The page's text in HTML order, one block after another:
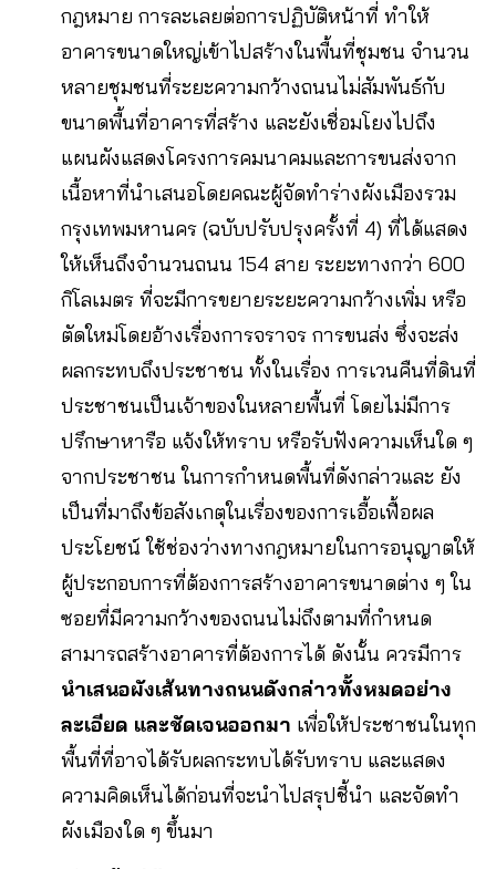
กฎหมาย การละเลยต่อการปฏิบัติหน้าที่ ทำให้
อาคารขนาดใหญ่เข้าไปสร้างในพื้นที่ชุมชน จำนวน
หลายชุมชนที่ระยะความกว้างถนนไม่สัมพันธ์กับ
ขนาดพื้นที่อาคารที่สร้าง และยังเชื่อมโยงไปถึง
แผนผังแสดงโครงการคมนาคมและการขนส่งจาก
เนื้อหาที่นำเสนอโดยคณะผู้จัดทำร่างผังเมืองรวม
กรุงเทพมหานคร (ฉบับปรับปรุงครั้งที่ 4) ที่ได้แสดง
ให้เห็นถึงจำนวนถนน 154 สาย ระยะทางกว่า 600
กิโลเมตร ที่จะมีการขยายระยะความกว้างเพิ่ม หรือ
ตัดใหม่โดยอ้างเรื่องการจราจร การขนส่ง ซึ่งจะส่ง
ผลกระทบถึงประชาชน ทั้งในเรื่อง การเวนคืนที่ดินที่
ประชาชนเป็นเจ้าของในหลายพื้นที่ โดยไม่มีการ
ปรึกษาหารือ แจ้งให้ทราบ หรือรับฟังความเห็นใด ๆ
จากประชาชน ในการกำหนดพื้นที่ดังกล่าวและ ยัง
เป็นที่มาถึงข้อสังเกตุในเรื่องของการเอื้อเฟื้อผล
ประโยชน์ ใช้ช่องว่างทางกฎหมายในการอนุญาตให้
ผู้ประกอบการที่ต้องการสร้างอาคารขนาดต่าง ๆ ใน
ซอยที่มีความกว้างของถนนไม่ถึงตามที่กำหนด
สามารถสร้างอาคารที่ต้องการได้ ดังนั้น ควรมีการ
นำเสนอผังเส้นทางถนนดังกล่าวทั้งหมดอย่าง
ละเอียด และชัดเจนออกมา เพื่อให้ประชาชนในทุก
พื้นที่ที่อาจได้รับผลกระทบได้รับทราบ และแสดง
ความคิดเห็นได้ก่อนที่จะนำไปสรุปชี้นำ และจัดทำ
ผังเมืองใด ๆ ขึ้นมา